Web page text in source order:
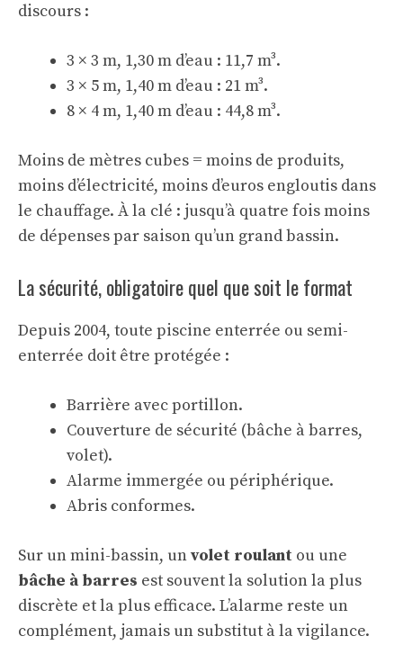
discours :
3 × 3 m, 1,30 m d’eau : 11,7 m³.
3 × 5 m, 1,40 m d’eau : 21 m³.
8 × 4 m, 1,40 m d’eau : 44,8 m³.
Moins de mètres cubes = moins de produits,
moins d’électricité, moins d’euros engloutis dans
le chauffage. À la clé : jusqu’à quatre fois moins
de dépenses par saison qu’un grand bassin.
La sécurité, obligatoire quel que soit le format
Depuis 2004, toute piscine enterrée ou semi-
enterrée doit être protégée :
Barrière avec portillon.
Couverture de sécurité (bâche à barres,
volet).
Alarme immergée ou périphérique.
Abris conformes.
Sur un mini-bassin, unvolet roulant ou une
bâche à barres est souvent la solution la plus
discrète et la plus efficace. L’alarme reste un
complément, jamais un substitut à la vigilance.